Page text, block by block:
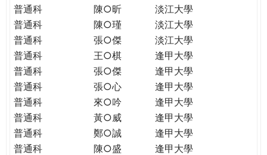
普通科
陳○昕
淡江大學
普通科
陳○瑾
淡江大學
普通科
張○傑
淡江大學
普通科
王○棋
逢甲大學
普通科
張○傑
逢甲大學
普通科
張○心
逢甲大學
普通科
來○吟
逢甲大學
普通科
黃○威
逢甲大學
普通科
鄭○誠
逢甲大學
普通科
陳○盛
逢甲大學